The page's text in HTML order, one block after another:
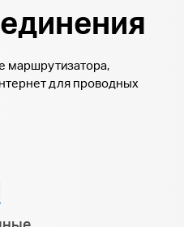
маршрутизатора,
для проводных